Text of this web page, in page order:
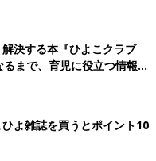
決する本『ひよこクラブ
まで、育児に役立つ情報が
よ雑誌を買うとポイント10